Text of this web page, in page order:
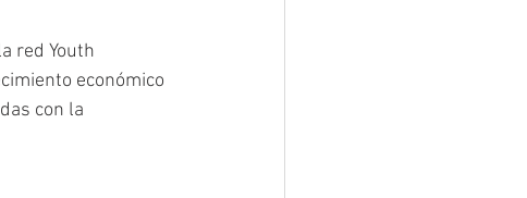
red Youth
económico
con la